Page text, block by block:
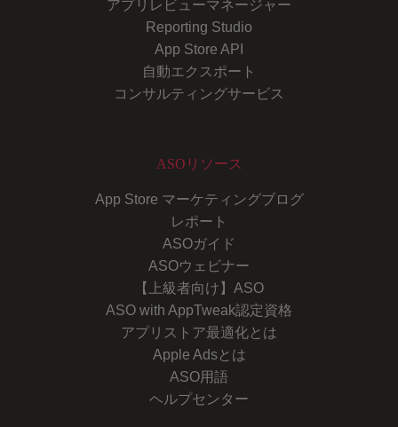
アプリレビューマネージャー
Reporting Studio
App Store API
自動エクスポート
コンサルティングサービス
ASOリソース
App Store マーケティングブログ
レポート
ASOガイド
ASOウェビナー
【上級者向け】ASO
ASO with AppTweak認定資格
アプリストア最適化とは
Apple Adsとは
ASO用語
ヘルプセンター